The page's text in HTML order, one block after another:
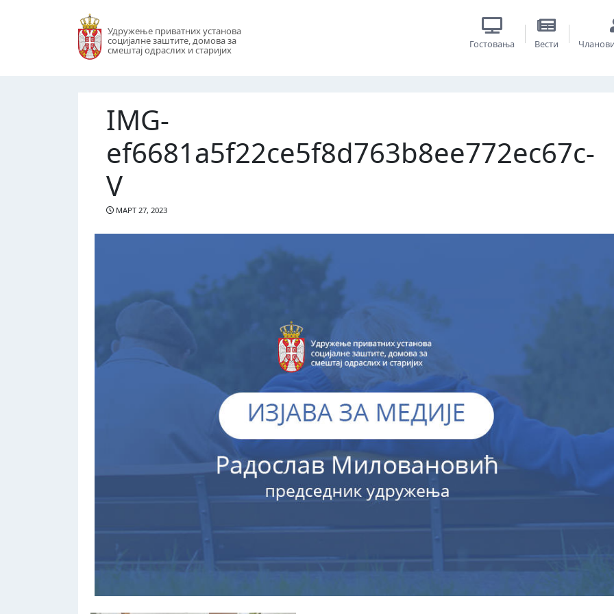
Удружење приватних установа
социјалне заштите, домова за
смештај одраслих и старијих
Гостовања Вести
IMG-
ef6681a5f22ce5f8d763b8ee772ec67c-
V
МАРТ 27, 2023